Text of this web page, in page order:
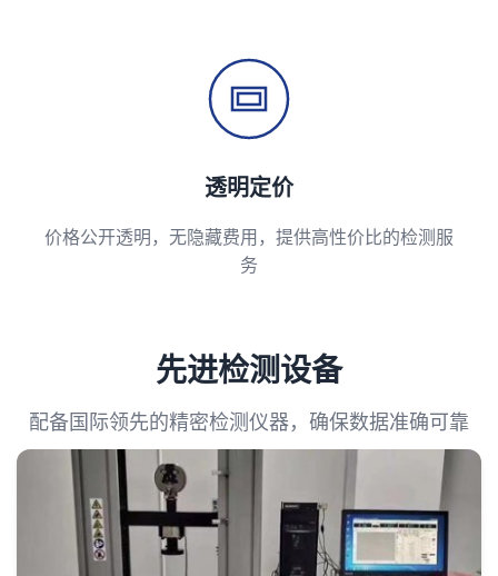
透明定价
价格公开透明，无隐藏费用，提供高性价比的检测服
务
先进检测设备
配备国际领先的精密检测仪器，确保数据准确可靠